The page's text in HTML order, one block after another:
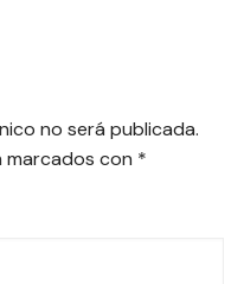
no será publicada.
marcados con *